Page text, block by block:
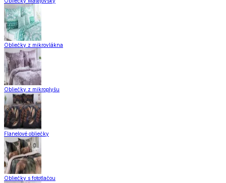
Obliečky z mikrovlákna
Obliečky z mikroplyšu
Flanelové obliečky
Obliečky s fototlačou